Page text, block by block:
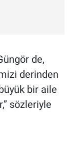
de,
derinden
bir aile
sözleriyle